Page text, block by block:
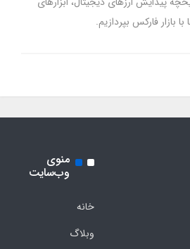
فارکس بپردازیم.
منوی
وب‌سایت
خانه
وبلاگ